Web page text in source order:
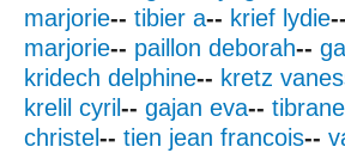
marjorie-- tibier a-- krief lydie--
marjorie-- paillon deborah--
kridech delphine-- kretz
krelil cyril-- gajan eva--
christel-- tien jean francois--